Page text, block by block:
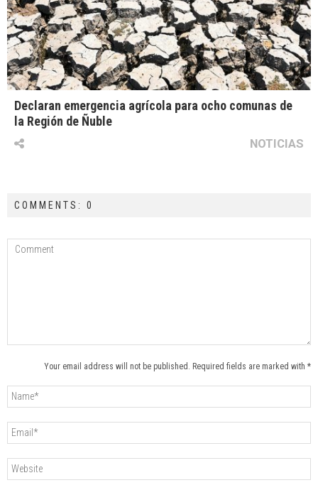
Declaran emergencia agrícola para ocho comunas de
la Región de Ñuble
NOTICIAS
COMMENTS: 0
Your email address will not be published. Required fields are marked with *